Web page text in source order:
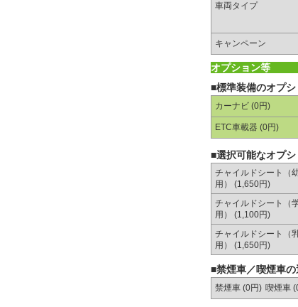
車両タイプ
キャンペーン
オプション等
■標準装備のオプシ
カーナビ (0円)
ETC車載器 (0円)
■選択可能なオプシ
チャイルドシート（
用） (1,650円)
チャイルドシート（
用） (1,100円)
チャイルドシート（
用） (1,650円)
■禁煙車／喫煙車の
禁煙車 (0円) 喫煙車